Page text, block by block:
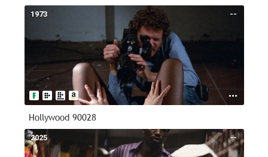
--
1973
Hollywood 90028
--
2025